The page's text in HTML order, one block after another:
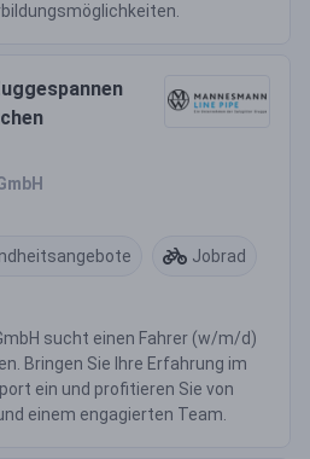
Jobrad
sucht einen Fahrer (w/m/d)
Bringen Sie Ihre Erfahrung im
ein und profitieren Sie von
einem engagierten Team.